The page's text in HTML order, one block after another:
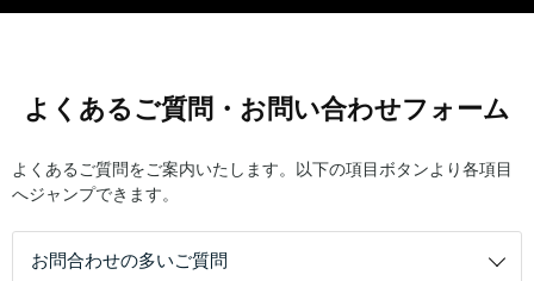
よくあるご質問・お問い合わせフォーム
よくあるご質問をご案内いたします。以下の項目ボタンより各項目
へジャンプできます。
お問合わせの多いご質問